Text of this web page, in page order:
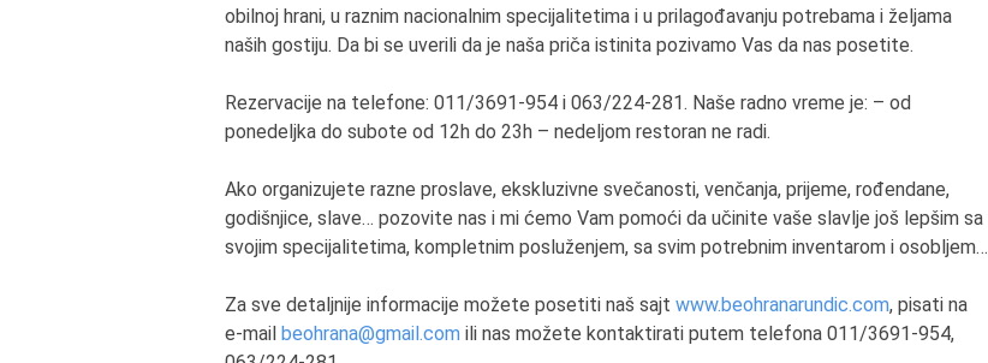
obilnoj hrani, u raznim nacionalnim specijalitetima i u prilagođavanju potrebama i željama
naših gostiju. Da bi se uverili da je naša priča istinita pozivamo Vas da nas posetite.
Rezervacije na telefone: 011/3691-954 i 063/224-281. Naše radno vreme je: – od
ponedeljka do subote od 12h do 23h – nedeljom restoran ne radi.
Ako organizujete razne proslave, ekskluzivne svečanosti, venčanja, prijeme, rođendane,
godišnjice, slave… pozovite nas i mi ćemo Vam pomoći da učinite vaše slavlje još lepšim sa
svojim specijalitetima, kompletnim posluženjem, sa svim potrebnim inventarom i osobljem…
Za sve detaljnije informacije možete posetiti naš sajt www.beohranarundic.com, pisati na
e-mail beohrana@gmail.com ili nas možete kontaktirati putem telefona 011/3691-954,